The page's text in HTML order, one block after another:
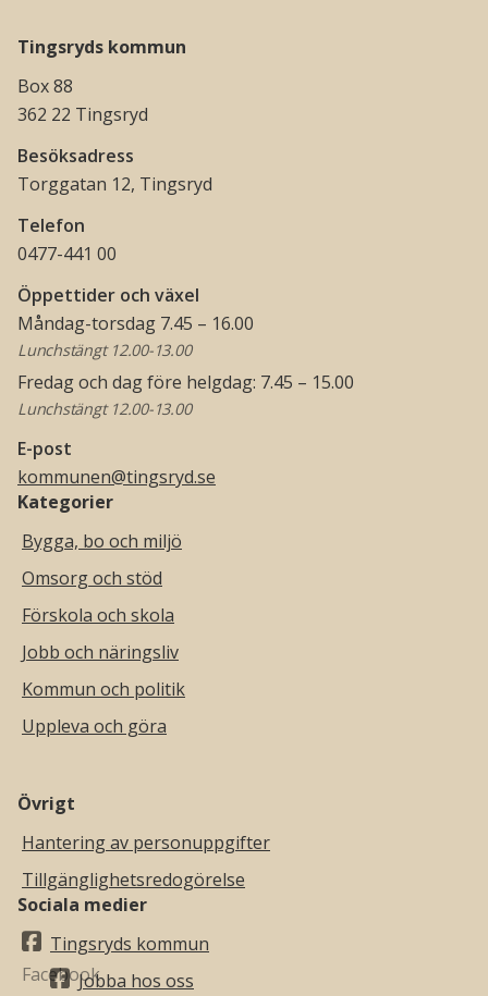
Tingsryds kommun
Box 88
362 22 Tingsryd
Besöksadress
Torggatan 12, Tingsryd
Telefon
0477-441 00
Öppettider och växel
Måndag-torsdag 7.45 – 16.00
Lunchstängt 12.00-13.00
Fredag och dag före helgdag: 7.45 – 15.00
Lunchstängt 12.00-13.00
E-post
kommunen@tingsryd.se
Kategorier
Bygga, bo och miljö
Omsorg och stöd
Förskola och skola
Jobb och näringsliv
Kommun och politik
Uppleva och göra
Övrigt
Hantering av personuppgifter
Tillgänglighetsredogörelse
Sociala medier
Tingsryds kommun
Jobba hos oss